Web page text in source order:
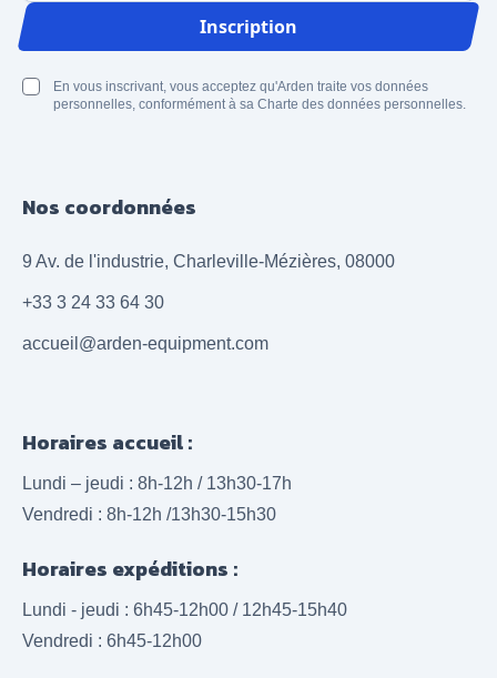
Adresse email
Inscription
En vous inscrivant, vous acceptez qu'Arden traite vos données
personnelles, conformément à sa Charte des données personnelles.
Nos coordonnées
9 Av. de l'industrie, Charleville-Mézières, 08000
+33 3 24 33 64 30
accueil@arden-equipment.com
Horaires accueil :
Lundi – jeudi : 8h-12h / 13h30-17h
Vendredi : 8h-12h /13h30-15h30
Horaires expéditions :
Lundi - jeudi : 6h45-12h00 / 12h45-15h40
Vendredi : 6h45-12h00